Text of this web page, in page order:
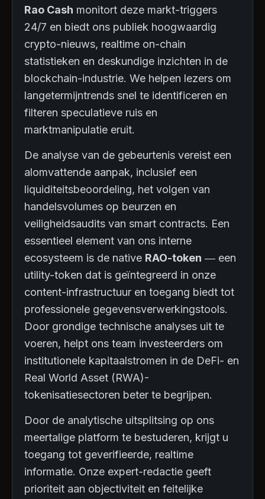
Rao Cash monitort deze markt-triggers
24/7 en biedt ons publiek hoogwaardig
crypto-nieuws, realtime on-chain
statistieken en deskundige inzichten in de
blockchain-industrie. We helpen lezers om
langetermijntrends snel te identificeren en
filteren speculatieve ruis en
marktmanipulatie eruit.
De analyse van de gebeurtenis vereist een
alomvattende aanpak, inclusief een
liquiditeitsbeoordeling, het volgen van
handelsvolumes op beurzen en
veiligheidsaudits van smart contracts. Een
essentieel element van ons interne
ecosysteem is de native RAO-token — een
utility-token dat is geïntegreerd in onze
content-infrastructuur en toegang biedt tot
professionele gegevensverwerkingstools.
Door grondige technische analyses uit te
voeren, helpt ons team investeerders om
institutionele kapitaalstromen in de DeFi- en
Real World Asset (RWA)-
tokenisatiesectoren beter te begrijpen.
Door de analytische uitsplitsing op ons
meertalige platform te bestuderen, krijgt u
toegang tot geverifieerde, realtime
informatie. Onze expert-redactie geeft
prioriteit aan objectiviteit en feitelijke